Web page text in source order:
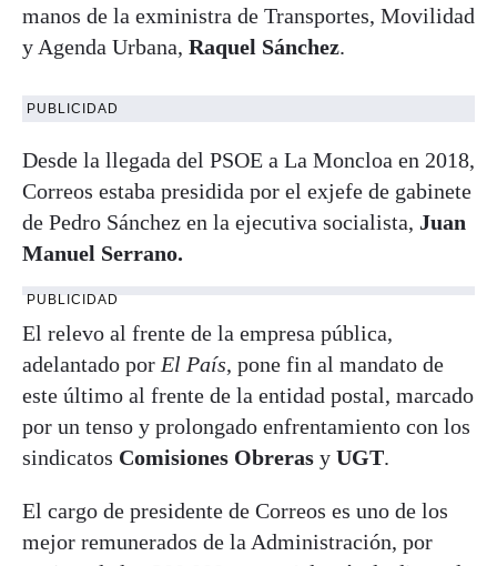
manos de la exministra de Transportes, Movilidad
y Agenda Urbana, Raquel Sánchez.
PUBLICIDAD
Desde la llegada del PSOE a La Moncloa en 2018,
Correos estaba presidida por el exjefe de gabinete
de Pedro Sánchez en la ejecutiva socialista, Juan
Manuel Serrano.
PUBLICIDAD
El relevo al frente de la empresa pública,
adelantado por El País, pone fin al mandato de
este último al frente de la entidad postal, marcado
por un tenso y prolongado enfrentamiento con los
sindicatos Comisiones Obreras y UGT.
El cargo de presidente de Correos es uno de los
mejor remunerados de la Administración, por